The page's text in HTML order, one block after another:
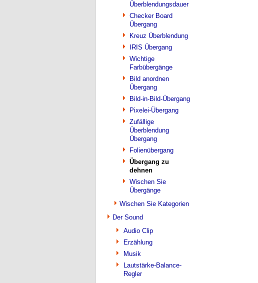
Überblendungsdauer
Checker Board
Übergang
Kreuz Überblendung
IRIS Übergang
Wichtige
Farbübergänge
Bild anordnen
Übergang
Bild-in-Bild-Übergang
Pixelei-Übergang
Zufällige
Überblendung
Übergang
Folienübergang
Übergang zu
dehnen
Wischen Sie
Übergänge
Wischen Sie Kategorien
Der Sound
Audio Clip
Erzählung
Musik
Lautstärke-Balance-
Regler